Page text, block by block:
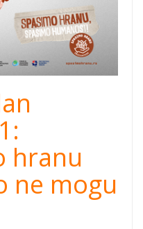
hranu
ne mogu